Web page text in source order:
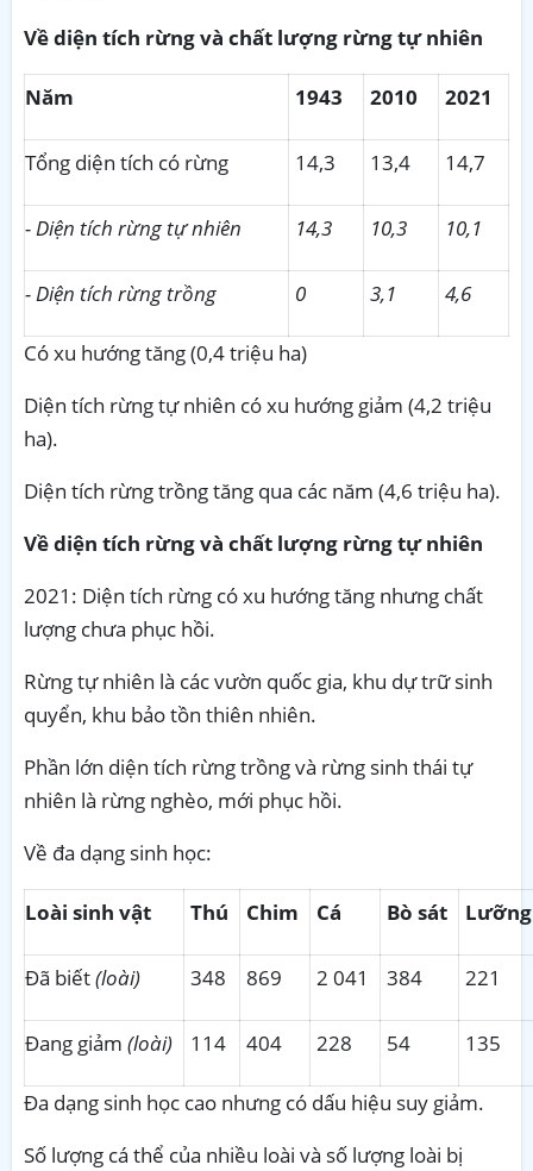
Về diện tích rừng và chất lượng rừng tự nhiên
Năm 1943 2010 2021
Tổng diện tích có rừng 14,3 13,4 14,7
- Diện tích rừng tự nhiên 14,3 10,3 10,1
- Diện tích rừng trồng 0 3,1 4,6
Có xu hướng tăng (0,4 triệu ha)
Diện tích rừng tự nhiên có xu hướng giảm (4,2 triệu
ha).
Diện tích rừng trồng tăng qua các năm (4,6 triệu ha).
Về diện tích rừng và chất lượng rừng tự nhiên
2021: Diện tích rừng có xu hướng tăng nhưng chất
lượng chưa phục hồi.
Rừng tự nhiên là các vườn quốc gia, khu dự trữ sinh
quyển, khu bảo tồn thiên nhiên.
Phần lớn diện tích rừng trồng và rừng sinh thái tự
nhiên là rừng nghèo, mới phục hồi.
Về đa dạng sinh học:
Loài sinh vật Thú Chim Cá Bò sát
Đã biết(loài) 348 869 2 041 384 221
Đang giảm (loài) 114 404 228 54 135
Đa dạng sinh học cao nhưng có dấu hiệu suy giảm.
Số lượng cá thể của nhiều loài và số lượng loài bị